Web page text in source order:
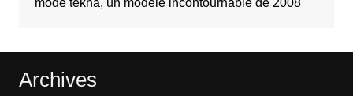
Archives